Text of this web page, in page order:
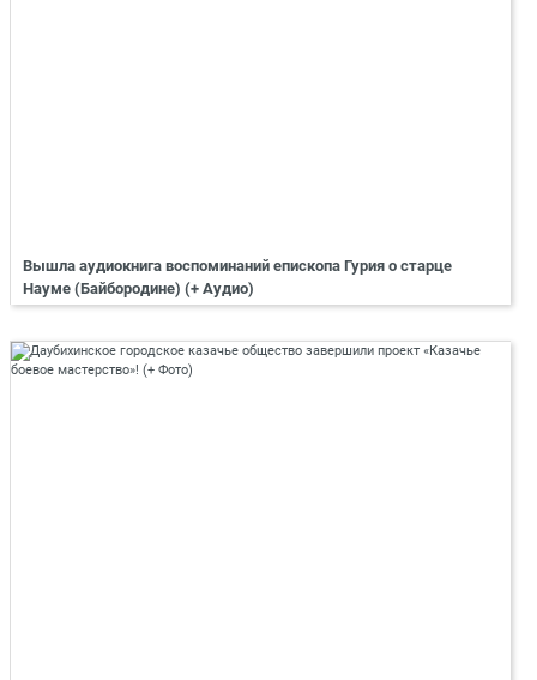
Вышла аудиокнига воспоминаний епископа Гурия о старце
Науме (Байбородине) (+ Аудио)